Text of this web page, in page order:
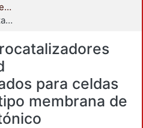
Artículos - Revista Tendencias en Docencia e Investigación en Química
Estudio de electrocatalizadores core-shell Au-Pd heteroestructurados para celdas de combustible tipo membrana de intercambio protónico
para celdas
membrana de